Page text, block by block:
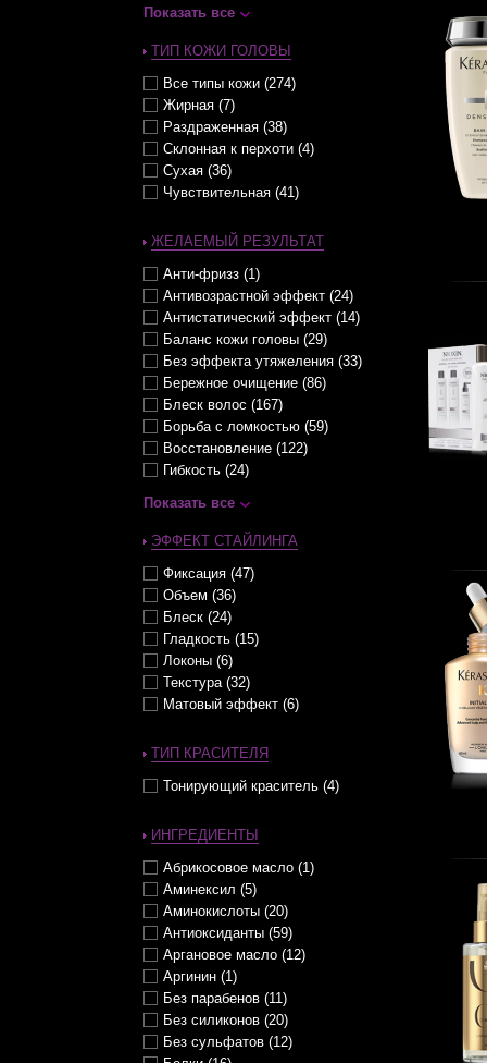
Увлажнение волос (71)
Укрепление волос (128)
Уплотнение волос (40)
Усиление блеска волос (70)
Натуральные (31)
Нормальные (43)
Обесцвеченные (59)
Окрашенные (84)
Осветленные (62)
Ослабленные (68)
Очень сильно поврежденные
Очень сухие (35)
Поврежденные (55)
Пористые (3)
Редеющие (27)
Редкие (42)
С перхотью (3)
Светлые (4)
Седые (11)
Секущиеся (7)
Сильно поврежденные (26)
Склонные к выпадению (65)
Слегка сухие (36)
сухие по длине) (6)
Сухие (51)
Сухие кончики (33)
Толстые (31)
Тонкие (119)
Трудно поддающиеся укладке
(21)
Тусклые (34)
Хрупкие (3)
Показать все
ТИП КОЖИ ГОЛОВЫ
Все типы кожи (274)
Жирная (7)
Раздраженная (38)
Склонная к перхоти (4)
Сухая (36)
Чувствительная (41)
ЖЕЛАЕМЫЙ РЕЗУЛЬТАТ
Анти-фризз (1)
Антивозрастной эффект (24)
Антистатический эффект (14)
Баланс кожи головы (29)
Без эффекта утяжеления (33)
Бережное очищение (86)
Блеск волос (167)
Борьба с ломкостью (59)
Восстановление (122)
Гибкость (24)
Дисциплина (58)
Заряд жизненной энергией (50)
Защита от влажности (31)
Защита от внешнего
воздействия (53)
Защита от иссушения (38)
Защита от ломкости (60)
Защита от солнца (24)
Защита цвета окрашенных
волос (42)
Здоровые волосы (2)
Контроль над объемом (2)
Контроль над укладкой (5)
Кудри / Локоны / Завитки (9)
Легкая укладка (41)
Легкое расчесывание (49)
Легкость волос (46)
Мягкость (111)
Насыщенность цвета (17)
Нейтрализация желтизны (7)
Обновление кожи головы (14)
Показать все
ЭФФЕКТ СТАЙЛИНГА
Фиксация (47)
Объем (36)
Блеск (24)
Гладкость (15)
Локоны (6)
Текстура (32)
Матовый эффект (6)
ТИП КРАСИТЕЛЯ
Тонирующий краситель (4)
ИНГРЕДИЕНТЫ
Абрикосовое масло (1)
Аминексил (5)
Аминокислоты (20)
Антиоксиданты (59)
Аргановое масло (12)
Аргинин (1)
Без парабенов (11)
Без силиконов (20)
Без сульфатов (12)